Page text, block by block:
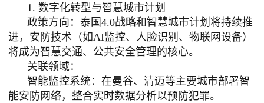
1. 数字化转型与智慧城市计划
政策方向：泰国4.0战略和智慧城市计划将持续推
进，安防技术（如AI监控、人脸识别、物联网设备）
将成为智慧交通、公共安全管理的核心。
关联领域：
智能监控系统：在曼谷、清迈等主要城市部署智
能安防网络，整合实时数据分析以预防犯罪。